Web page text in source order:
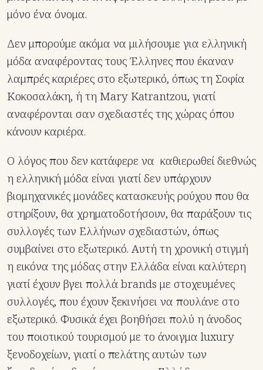
μόνο ένα όνομα.
Δεν μπορούμε ακόμα να μιλήσουμε για ελληνική
μόδα αναφέροντας τους Έλληνες που έκαναν
λαμπρές καριέρες στο εξωτερικό, όπως τη Σοφία
Κοκοσαλάκη, ή τη Mary Katrantzou, γιατί
αναφέρονται σαν σχεδιαστές της χώρας όπου
κάνουν καριέρα.
Ο λόγος που δεν κατάφερε να καθιερωθεί διεθνώς
η ελληνική μόδα είναι γιατί δεν υπάρχουν
βιομηχανικές μονάδες κατασκευής ρούχου που θα
στηρίξουν, θα χρηματοδοτήσουν, θα παράξουν τις
συλλογές των Ελλήνων σχεδιαστών, όπως
συμβαίνει στο εξωτερικό. Αυτή τη χρονική στιγμή
η εικόνα της μόδας στην Ελλάδα είναι καλύτερη
γιατί έχουν βγει πολλά brands με στοχευμένες
συλλογές, που έχουν ξεκινήσει να πουλάνε στο
εξωτερικό. Φυσικά έχει βοηθήσει πολύ η άνοδος
του ποιοτικού τουρισμού με το άνοιγμα luxury
ξενοδοχείων, γιατί ο πελάτης αυτών των